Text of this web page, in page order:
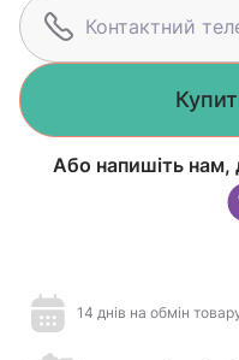
Або напишіть нам,
14 днів на обмін